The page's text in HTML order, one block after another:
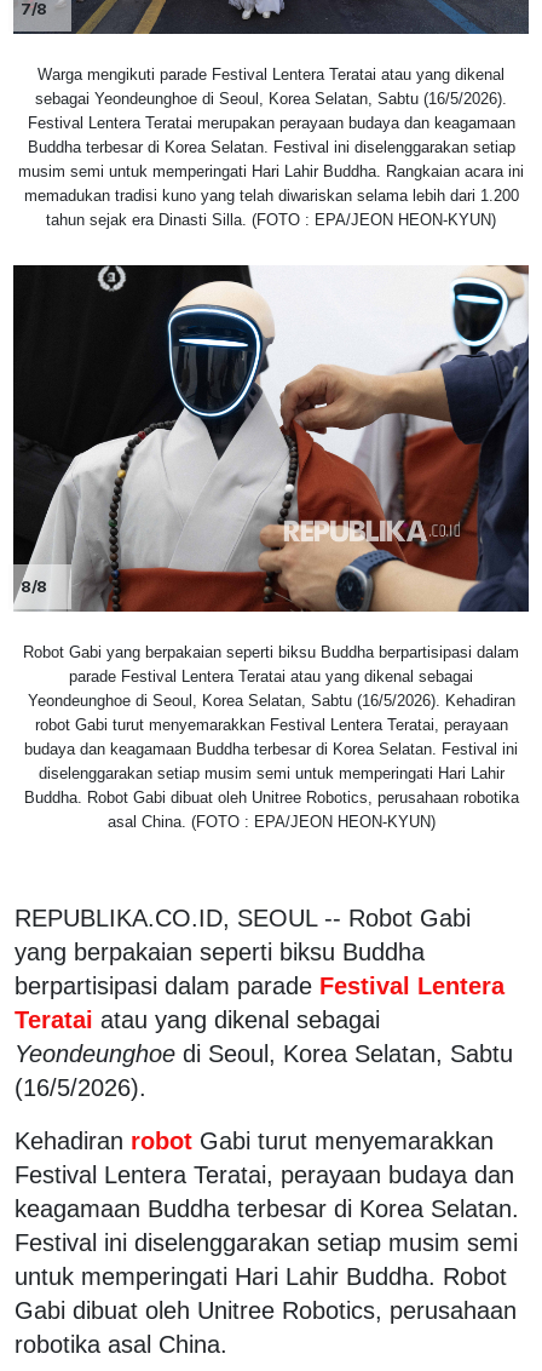
7/8
Warga mengikuti parade Festival Lentera Teratai atau yang dikenal
sebagai Yeondeunghoe di Seoul, Korea Selatan, Sabtu (16/5/2026).
Festival Lentera Teratai merupakan perayaan budaya dan keagamaan
Buddha terbesar di Korea Selatan. Festival ini diselenggarakan setiap
musim semi untuk memperingati Hari Lahir Buddha. Rangkaian acara ini
memadukan tradisi kuno yang telah diwariskan selama lebih dari 1.200
tahun sejak era Dinasti Silla. (FOTO : EPA/JEON HEON-KYUN)
8/8
Robot Gabi yang berpakaian seperti biksu Buddha berpartisipasi dalam
parade Festival Lentera Teratai atau yang dikenal sebagai
Yeondeunghoe di Seoul, Korea Selatan, Sabtu (16/5/2026). Kehadiran
robot Gabi turut menyemarakkan Festival Lentera Teratai, perayaan
budaya dan keagamaan Buddha terbesar di Korea Selatan. Festival ini
diselenggarakan setiap musim semi untuk memperingati Hari Lahir
Buddha. Robot Gabi dibuat oleh Unitree Robotics, perusahaan robotika
asal China. (FOTO : EPA/JEON HEON-KYUN)
REPUBLIKA.CO.ID, SEOUL -- Robot Gabi
yang berpakaian seperti biksu Buddha
berpartisipasi dalam parade Festival Lentera
Teratai atau yang dikenal sebagai
Yeondeunghoe di Seoul, Korea Selatan, Sabtu
(16/5/2026).
Kehadiran robot Gabi turut menyemarakkan
Festival Lentera Teratai, perayaan budaya dan
keagamaan Buddha terbesar di Korea Selatan.
Festival ini diselenggarakan setiap musim semi
untuk memperingati Hari Lahir Buddha. Robot
Gabi dibuat oleh Unitree Robotics, perusahaan
robotika asal China.